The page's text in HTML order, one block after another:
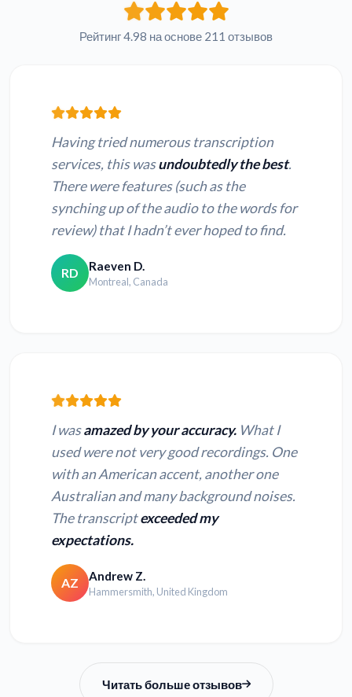
Рейтинг 4.98 на основе 211 отзывов
Having tried numerous transcription
services, this wasundoubtedly the best.
There were features (such as the
synching up of the audio to the words for
review) that I hadn’t ever hoped to find.
RD Raeven D.
Montreal, Canada
I wasamazed by your accuracy. What I
used were not very good recordings. One
with an American accent, another one
Australian and many background noises.
The transcriptexceeded my
expectations.
AZ Andrew Z.
Hammersmith, United Kingdom
Читать больше отзывов